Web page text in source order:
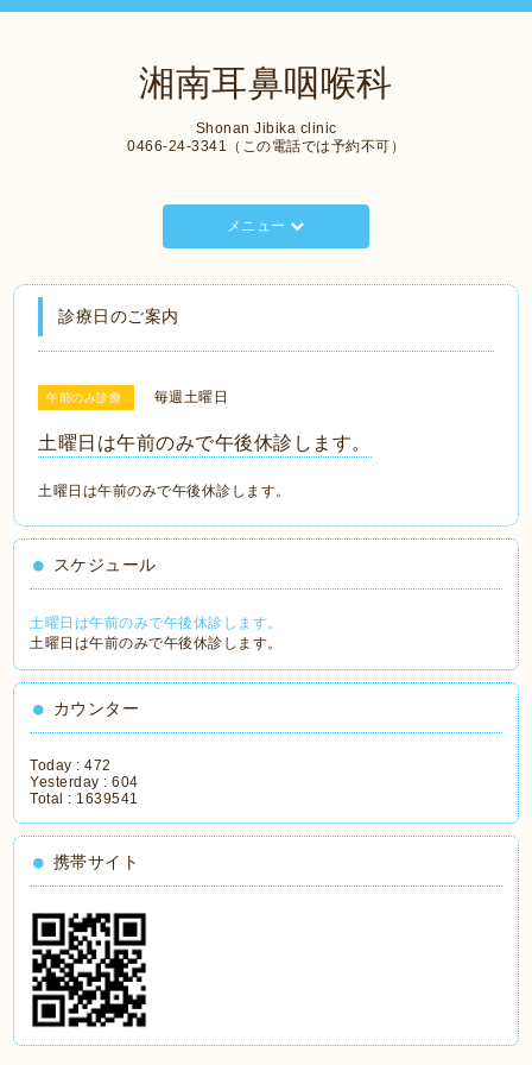
湘南耳鼻咽喉科
Shonan Jibika clinic
0466-24-3341（この電話では予約不可）
メニュー
診療日のご案内
午前のみ診療 毎週土曜日
土曜日は午前のみで午後休診します。
土曜日は午前のみで午後休診します。
スケジュール
土曜日は午前のみで午後休診します。
土曜日は午前のみで午後休診します。
カウンター
Today :472
Yesterday :604
Total : 1639541
携帯サイト